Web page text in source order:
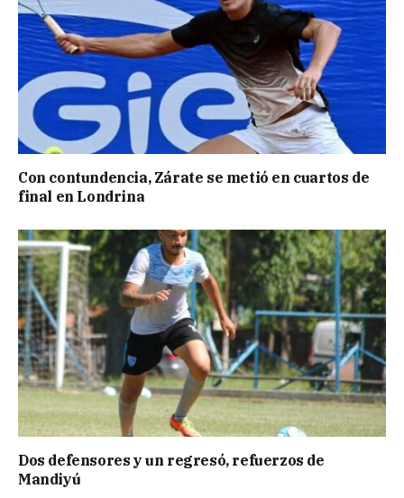
Con contundencia, Zárate se metió en cuartos de
final en Londrina
Dos defensores y un regresó, refuerzos de
Mandiyú